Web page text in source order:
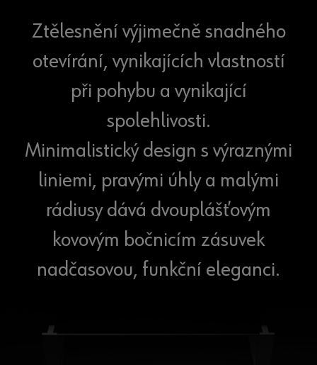
Ztělesnění výjimečně snadného
otevírání, vynikajících vlastností
při pohybu a vynikající
spolehlivosti.
Minimalistický design s výraznými
liniemi, pravými úhly a malými
rádiusy dává dvouplášťovým
kovovým bočnicím zásuvek
nadčasovou, funkční eleganci.